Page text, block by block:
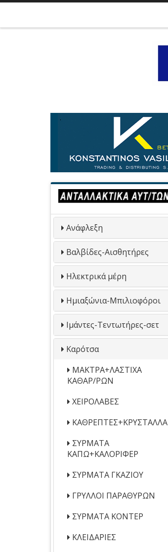
.
Ανάφλεξη
Βαλβίδες-Αισθητήρες
Ηλεκτρικά μέρη
Ημιαξώνια-Μπιλιοφόροι
Ιμάντες-Τεντωτήρες-σετ
Καρότσα
ΜΑΚΤΡΑ+ΛΑΣΤΙΧΑ
ΚΑΘΑΡ/ΡΩΝ
ΧΕΙΡΟΛΑΒΕΣ
ΚΑΘΡΕΠΤΕΣ+ΚΡΥΣΤΑΛΛΑ
ΣΥΡΜΑΤΑ
ΚΑΠΩ+ΚΑΛΟΡΙΦΕΡ
ΣΥΡΜΑΤΑ ΓΚΑΖΙΟΥ
ΓΡΥΛΛΟΙ ΠΑΡΑΘΥΡΩΝ
ΣΥΡΜΑΤΑ ΚΟΝΤΕΡ
ΚΛΕΙΔΑΡΙΕΣ